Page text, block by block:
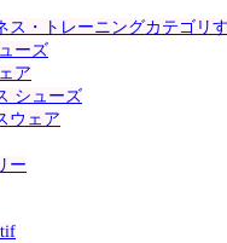
ス・トレーニングカテゴリ
ーズ
ア
シューズ
ウェア
ー